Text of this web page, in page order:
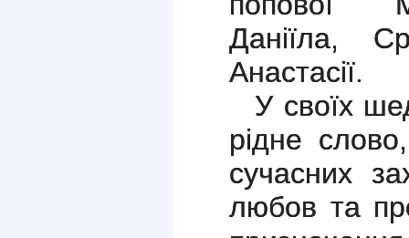
Даніїла,
Анастасії.
У своїх
рідне
сучасних
любов та